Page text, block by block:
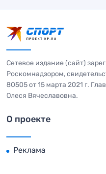
Сетевое издание (сайт)
Роскомнадзором,
80505 от 15 марта 2021 г.
Олеся Вячеславовна.
О проекте
Реклама